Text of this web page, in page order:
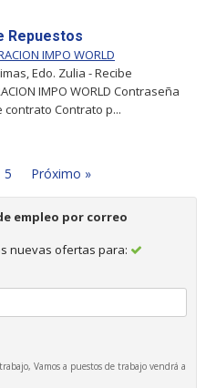
Repuestos
IMPO WORLD
Edo. Zulia - Recibe
IMPO WORLD Contraseña
Contrato p...
5 Próximo »
empleo por correo
nuevas ofertas para:
Vamos a puestos de trabajo vendrá a